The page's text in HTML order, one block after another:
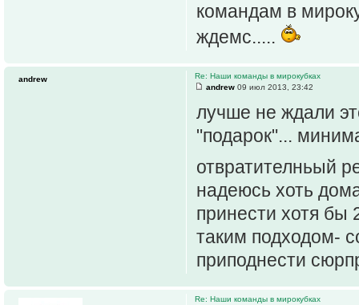
командам в
ждемс.....
Re: Наши команды в мирокубках
andrew 09 июл 2013, 23:42
лучше не ждали
"подарок"...
отвратителньый
надеюсь хоть
принести хотя бы
таким подходом-
приподнести
andrew
Re: Наши команды в мирокубках